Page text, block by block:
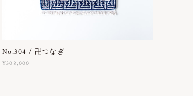
No.304 / 卍つなぎ
¥308,000